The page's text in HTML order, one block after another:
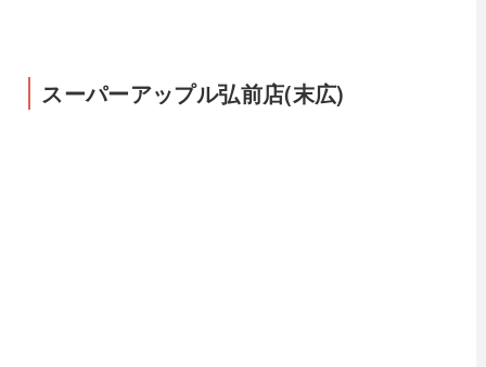
スーパーアップル弘前店(末広)